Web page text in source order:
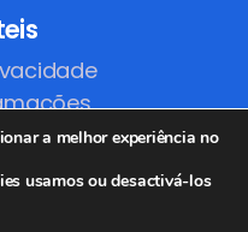
a melhor experiência no
usamos ou desactivá-los